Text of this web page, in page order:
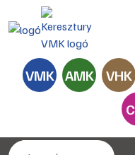
VMK AMK VHK